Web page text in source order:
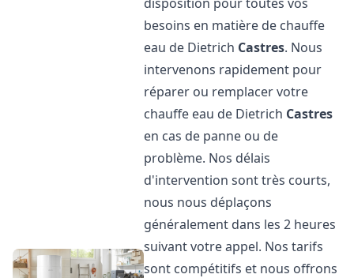
besoins en matière de chauffe
eau de Dietrich Castres. Nous
intervenons rapidement pour
réparer ou remplacer votre
chauffe eau de Dietrich Castres
en cas de panne ou de
problème. Nos délais
d'intervention sont très courts,
nous nous déplaçons
généralement dans les 2 heures
suivant votre appel. Nos tarifs
sont compétitifs et nous offrons